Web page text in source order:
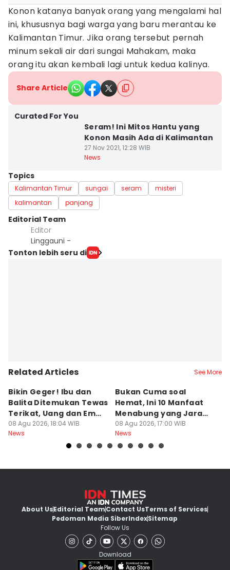
Konon katanya banyak orang yang mengalami hal
ini, khususnya bagi warga yang baru merantau ke
Kalimantan Timur. Jika orang tersebut pernah
minum sekali air dari sungai Mahakam, maka
orang itu akan kembali lagi untuk kedua kalinya.
Share Article
Curated For You
Seram! Ini Mitos Hantu yang
Konon Masih Ada di Kalimantan
27 Nov 2021, 12:28 WIB
News
Topics
Kalimantan Timur sungai seram
misteri
kalimantan
panjang
Editorial Team
Editor
Linggauni -
Tonton lebih seru di
Related Articles See More
Bikin Geger! Ibu dan
Balita Ditemukan Tewas
Terikat, Uang dan Emas
Hilang
08 Agu 2026, 18:04 WIB
News
Bukan Cuma soal
Hemat, Ini 10 Manfaat
Menabung yang Jarang
Disadari
08 Agu 2026, 17:00 WIB
News
About UsEditorial TeamContact UsTerms of Services
Pedoman Media SiberIndexSitemap
Follow Us
Download